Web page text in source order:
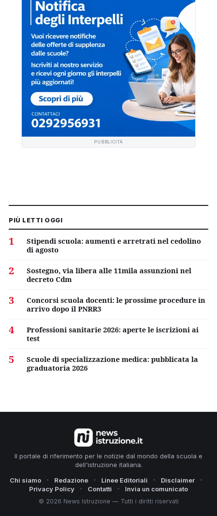
PUBBLICITÀ
PIÙ LETTI OGGI
1
Stipendi scuola: aumenti e arretrati nel cedolino
di agosto
2
Sostegno, via libera alle 11mila assunzioni nel
decreto Cdm
3
Concorsi scuola docenti: le prossime procedure in
arrivo dopo il PNRR3
4
Professioni sanitarie 2026: aperte le iscrizioni ai
test
5
Scuole di specializzazione medica: pubblicata la
graduatoria 2026
Il portale di riferimento per le notizie dal mondo della scuola e
dell'istruzione italiana.
Chi siamo
Redazione Linee Editoriali
Disclaimer
Privacy Policy
Contatti Invia un comunicato
© 2026 News Istruzione — Tutti i diritti riservati